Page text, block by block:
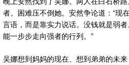
者。困难压不倒她。安然争论道：“现
言语，而是靠实力说话。没钱就是弱
能一步步走向强者的行列。”
吴娜想到妈妈的现在、想到弟弟的未